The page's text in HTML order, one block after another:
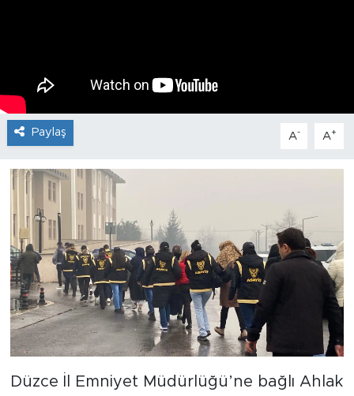
Paylaş A- A+
Düzce İl Emniyet Müdürlüğü’ne bağlı Ahlak